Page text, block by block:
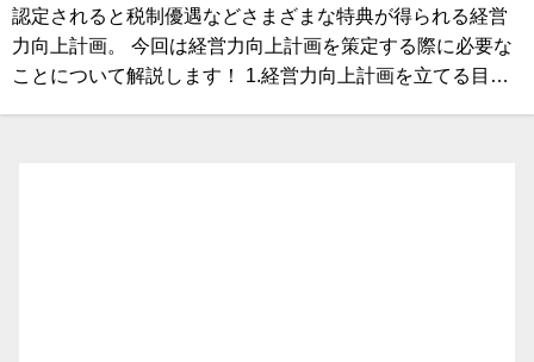
認定されると税制優遇などさまざまな特典が得られる経営
力向上計画。 今回は経営力向上計画を策定する際に必要な
ことについて解説します！ 1.経営力向上計画を立てる目…